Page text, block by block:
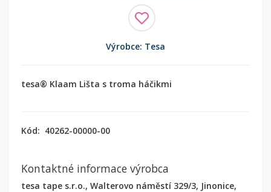
Výrobce: Tesa
tesa® Klaam Lišta s troma háčikmi
Kód: 40262-00000-00
Kontaktné informace výrobca
tesa tape s.r.o., Walterovo náměstí 329/3, Jinonice,